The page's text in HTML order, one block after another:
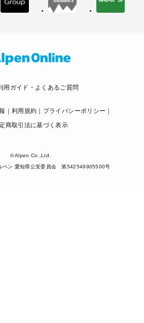
用ガイド・よくあるご質問
利用規約
プライバシーポリシー
商取引法に基づく表示
© Alpen Co.,Ltd.
ペン 愛知県公安委員会 第542549905500号